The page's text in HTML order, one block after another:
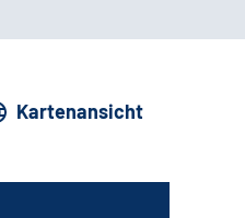
Kartenansicht